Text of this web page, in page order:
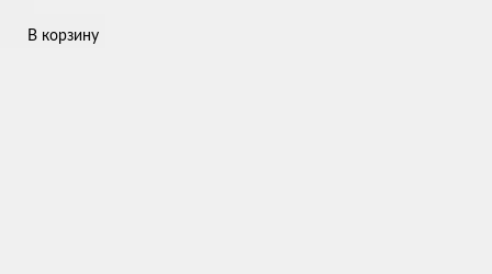
В корзину